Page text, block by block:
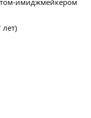
срез);
лет)